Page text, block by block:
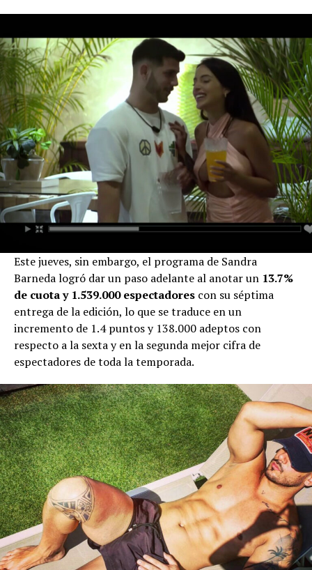
Este jueves, sin embargo, el programa de Sandra
Barneda logró dar un paso adelante al anotar un 13.7%
de cuota y 1.539.000 espectadores con su séptima
entrega de la edición, lo que se traduce en un
incremento de 1.4 puntos y 138.000 adeptos con
respecto a la sexta y en la segunda mejor cifra de
espectadores de toda la temporada.